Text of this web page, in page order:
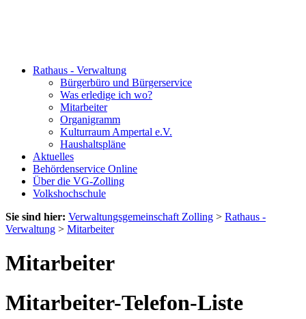
Rathaus - Verwaltung
Bürgerbüro und Bürgerservice
Was erledige ich wo?
Mitarbeiter
Organigramm
Kulturraum Ampertal e.V.
Haushaltspläne
Aktuelles
Behördenservice Online
Über die VG-Zolling
Volkshochschule
Sie sind hier: Verwaltungsgemeinschaft Zolling > Rathaus -
Verwaltung > Mitarbeiter
Mitarbeiter
Mitarbeiter-Telefon-Liste